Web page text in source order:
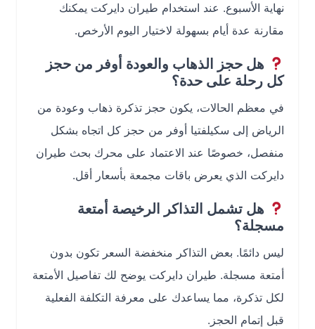
نهاية الأسبوع. عند استخدام طيران دايركت يمكنك
مقارنة عدة أيام بسهولة لاختيار اليوم الأرخص.
هل حجز الذهاب والعودة أوفر من حجز
كل رحلة على حدة؟
في معظم الحالات، يكون حجز تذكرة ذهاب وعودة من
الرياض إلى سكيلفتيا أوفر من حجز كل اتجاه بشكل
منفصل، خصوصًا عند الاعتماد على محرك بحث طيران
دايركت الذي يعرض باقات مجمعة بأسعار أقل.
هل تشمل التذاكر الرخيصة أمتعة
مسجلة؟
ليس دائمًا. بعض التذاكر منخفضة السعر تكون بدون
أمتعة مسجلة. طيران دايركت يوضح لك تفاصيل الأمتعة
لكل تذكرة، مما يساعدك على معرفة التكلفة الفعلية
قبل إتمام الحجز.